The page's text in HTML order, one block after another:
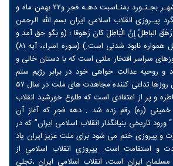
پیـام شـورای اسـلامی شهـر بجـنـورد بمنـاسبت دهـه فجر و۲۲ بهمن ماه و
پیـروزی انقلاب اسلامی ایران بسم الله الرحمن
الباطِلُ إِنَّ الْبَاطِلَ كانَ زَهوقا ؛‌ (و بگو حق آمد و
باطل نابود شد، آرى باطل همواره نابود شدنى است.) (سوره اسراء، آيه ۸۱)
سراسر افتخار ملتی است که با دستان خالی و
و روحیه عدالت خواهی خود در برابر رژیم ستم
شاهی به پا خواست. این روزها تداعی کننده مجاهدت های ملت در سال ۵۷
و پر از اعتقادی است که طلوع خورشید انقلاب
خمینی (ره) رقم زده شد . دهه فجر که آغاز آن
تاریخی بنیانگذار انقلاب اسلامی ایران” که در
روز عزت و پیروزی ختم می شود برای ملت عزیز ایران یاد
و استقامت است. پيروزي انقلاب اسلامي از
مسلمان ايران است، انقلاب اسلامي ايران ،تجلي